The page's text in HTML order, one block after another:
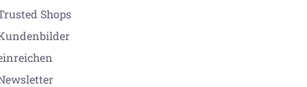
Shops